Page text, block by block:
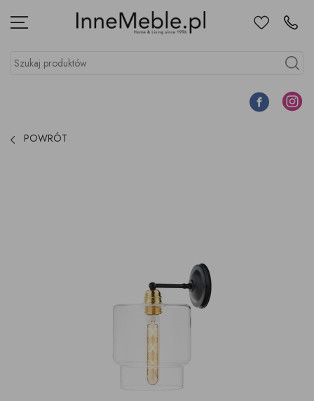
Menu UlubioneKontakt
Szukaj produktów
Szukaj
Facebook
POWRÓT